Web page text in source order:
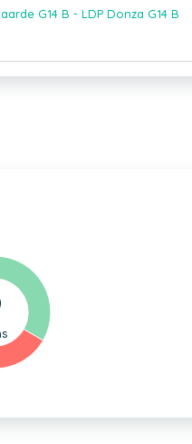
G14 B - LDP Donza G14 B